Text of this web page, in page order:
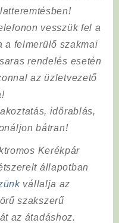
vesszük fel a
a felmerülő szakmai
rendelés esetén
az üzletvezető
időrablás,
bátran!
Kerékpár
állapotban
vállalja az
szakszerű
az átadáshoz.